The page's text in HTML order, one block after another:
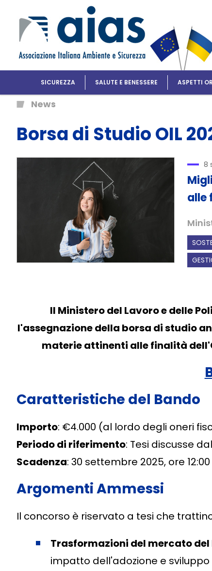
SICUREZZA SALUTE E BENESSERE ASPETTI
News
Borsa di Studio OIL
8
alle
Il Ministero del Lavoro e delle
l'assegnazione della borsa di studio
materie attinenti alle finalità
Caratteristiche del Bando
Importo: €4.000 (al lordo degli oneri
Periodo di riferimento: Tesi discusse
Scadenza: 30 settembre 2025, ore 12:00
Argomenti Ammessi
Il concorso è riservato a tesi che
Trasformazioni del mercato
impatto dell'adozione e